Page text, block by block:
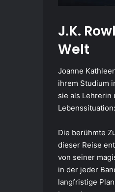
J.K.
Welt
Joanne
ihrem Studium
sie als Lehrerin
Die berühmte
dieser Reise
von seiner
in der jeder
langfristige